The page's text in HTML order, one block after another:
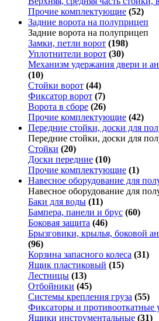
Прочие комплектующие (52)
Задние ворота на полуприцеп
Задние ворота на полуприцеп
Замки, петли ворот (198)
Уплотнители ворот (30)
Механизм удержания двери и
(10)
Стойки ворот (44)
Фиксатор ворот (7)
Ворота в сборе (26)
Прочие комплектующие (42)
Передние стойки, доски для
Передние стойки, доски для
Стойки (20)
Доски передние (10)
Прочие комплектующие (1)
Навесное оборудование для
Навесное оборудование для
Баки для воды (11)
Бампера, панели и брус (60)
Боковая защита (46)
Брызговики, крылья, боковой
(96)
Корзина запасного колеса (31)
Ящик пластиковый (15)
Лестницы (13)
Отбойники (45)
Системы крепления груза (55)
Фиксаторы и противооткатные
Ящики инструментальные (31)